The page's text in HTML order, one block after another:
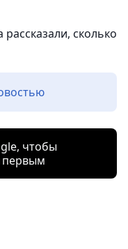
сколько
чтобы
первым